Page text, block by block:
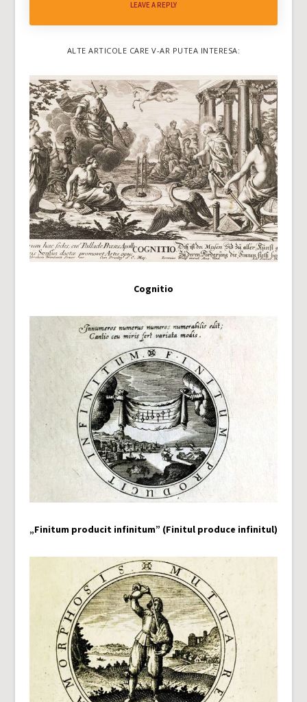
LEAVE A REPLY
ALTE ARTICOLE CARE V-AR PUTEA INTERESA:
Cognitio
„Finitum producit infinitum” (Finitul produce infinitul)